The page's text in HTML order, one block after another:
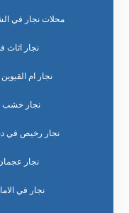
محلات نجار في
نجار اثاث
نجار ام القيوين
نجار خشب
نجار رخيص في
نجار
نجار في